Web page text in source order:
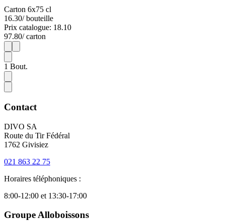
Carton 6x75 cl
16.30/ bouteille
Prix catalogue: 18.10
97.80/ carton
1
1 Bout.
Contact
DIVO SA
Route du Tir Fédéral
1762 Givisiez
021 863 22 75
Horaires téléphoniques :
8:00-12:00 et 13:30-17:00
Groupe Alloboissons